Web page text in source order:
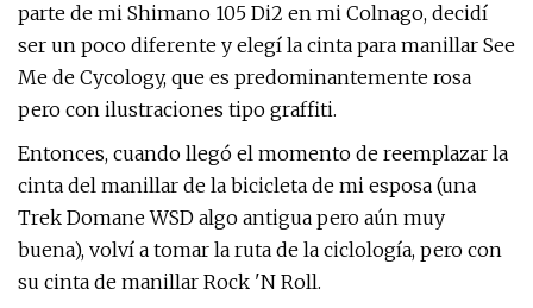
parte de mi Shimano 105 Di2 en mi Colnago, decidí
ser un poco diferente y elegí la cinta para manillar See
Me de Cycology, que es predominantemente rosa
pero con ilustraciones tipo graffiti.
Entonces, cuando llegó el momento de reemplazar la
cinta del manillar de la bicicleta de mi esposa (una
Trek Domane WSD algo antigua pero aún muy
buena), volví a tomar la ruta de la ciclología, pero con
su cinta de manillar Rock 'N Roll.